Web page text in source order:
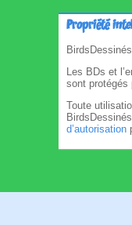
Propriété
Les BDs et
sont protégés
Toute
d’autorisation